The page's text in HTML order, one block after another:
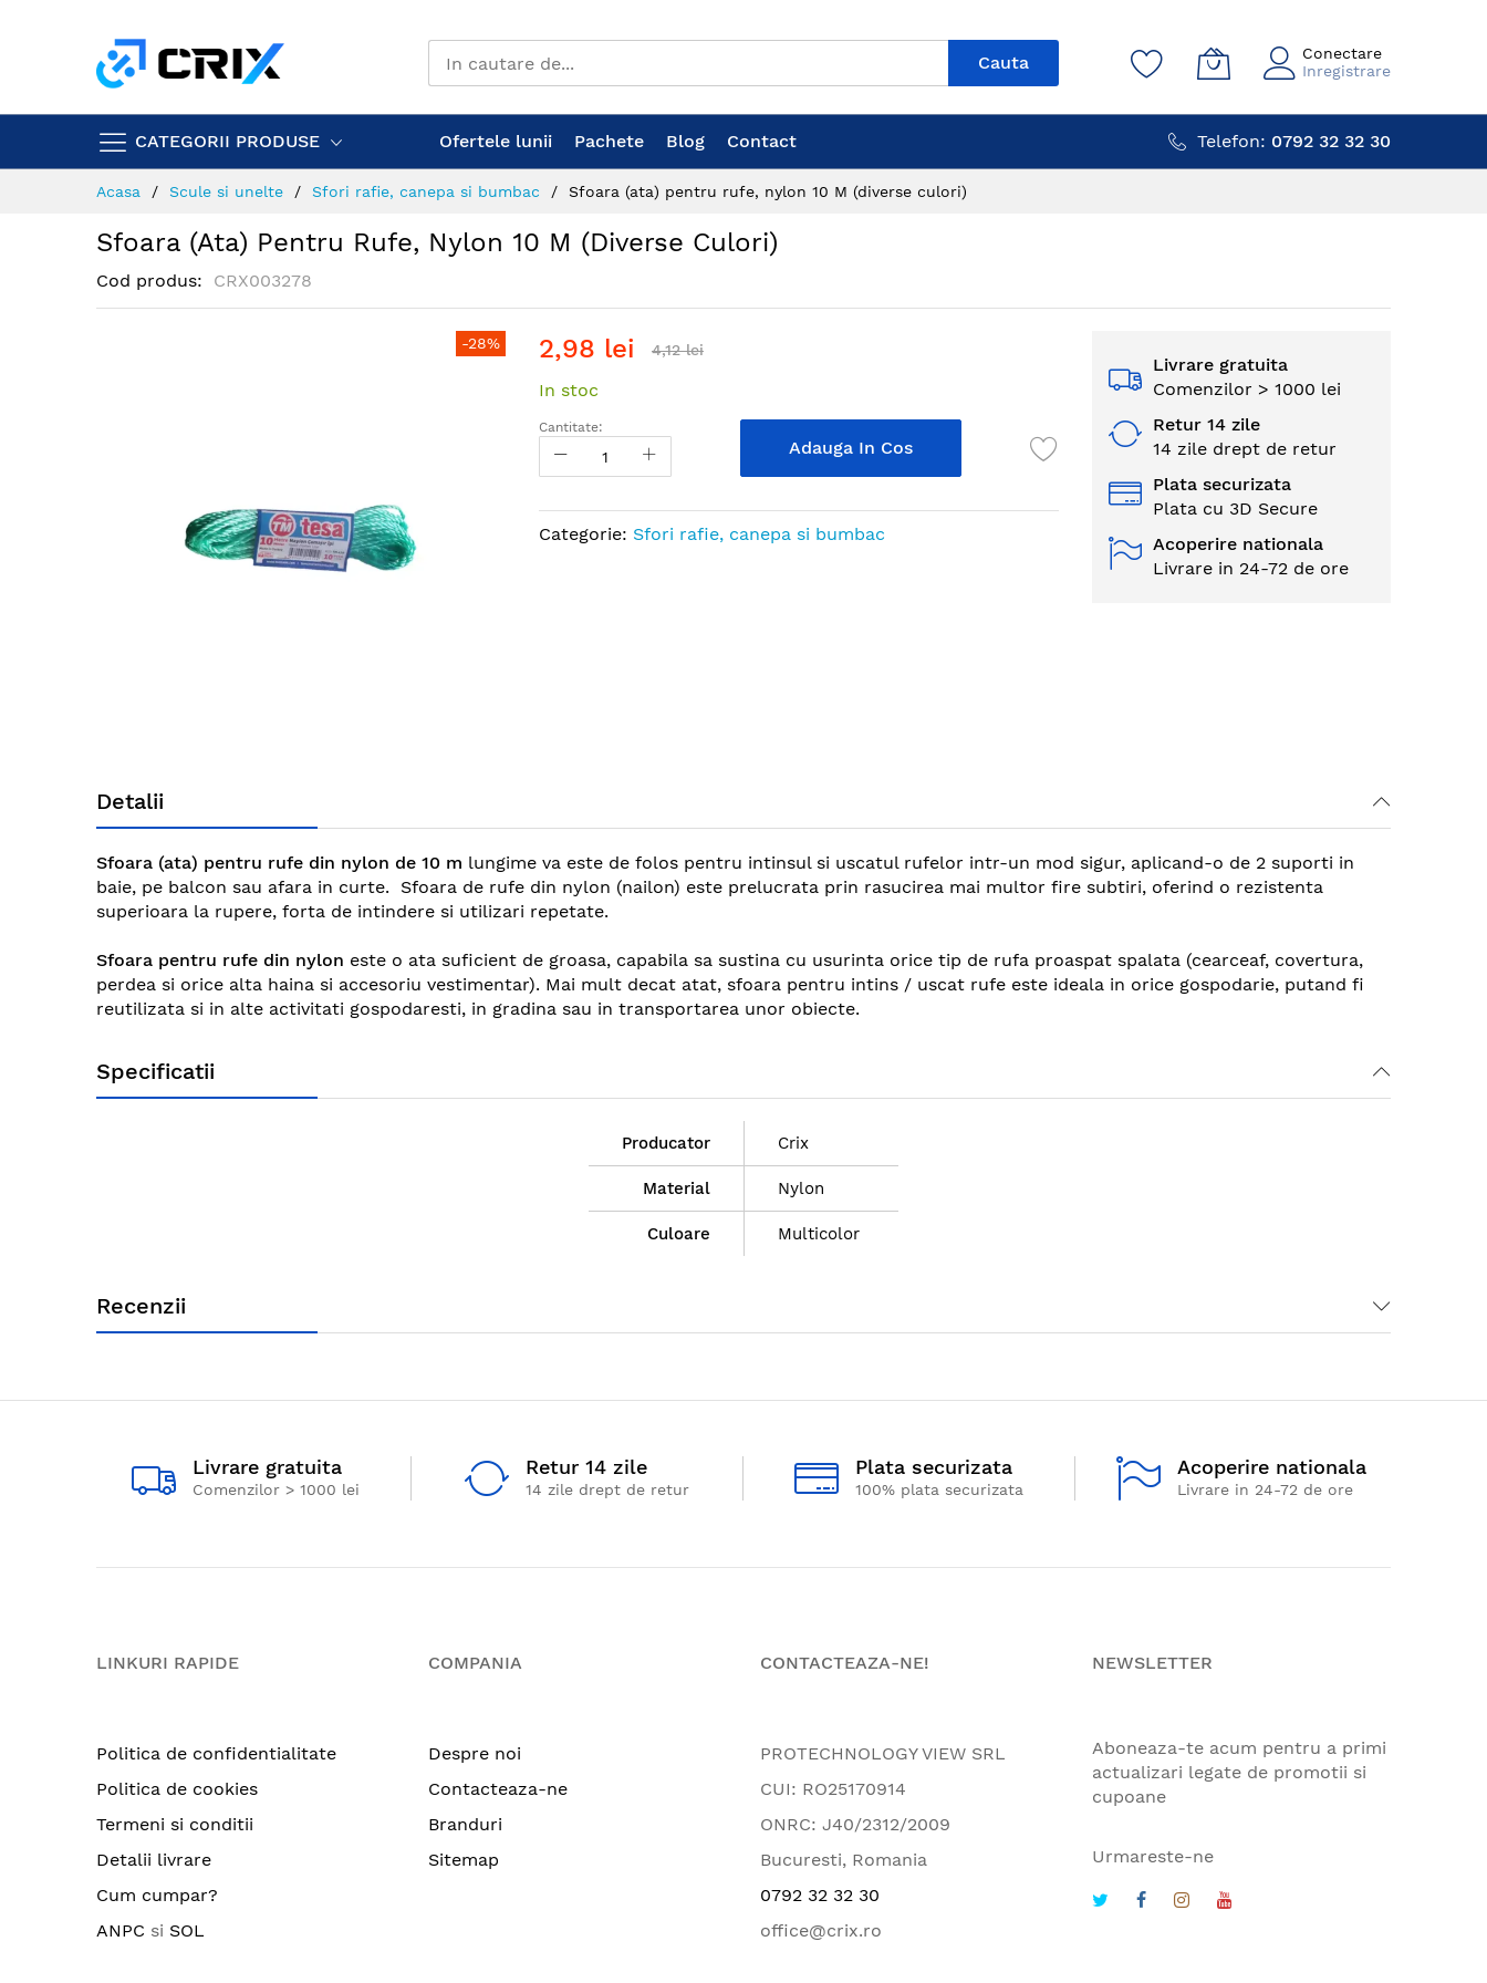
CATEGORII PRODUSE
Cauta
Conectare
Inregistrare
Ofertele lunii Pachete Blog Contact Telefon: 0792 32 32 30
Acasa Scule si unelte Sfori rafie, canepa si bumbac Sfoara (ata) pentru rufe, nylon 10 M (diverse culori)
Sfoara (ata) Pentru Rufe, Nylon 10 M (diverse Culori)
Cod produs CRX003278
the
beginning
the
images
gallery
-28% 2,98 lei 4,12 lei
In stoc
Cantitate:
Adauga In Cos
Categorie: Sfori rafie, canepa si bumbac
Livrare gratuita
Comenzilor > 1000 lei
Retur 14 zile
14 zile drept de retur
Plata securizata
Plata cu 3D Secure
Acoperire nationala
Livrare in 24-72 de ore
Detalii
Sfoara (ata) pentru rufe din nylon de 10 m lungime va este de folos pentru intinsul si uscatul rufelor intr-un mod sigur, aplicand-o de 2 suporti in
baie, pe balcon sau afara in curte. Sfoara de rufe din nylon (nailon) este prelucrata prin rasucirea mai multor fire subtiri, oferind o rezistenta
superioara la rupere, forta de intindere si utilizari repetate.
Sfoara pentru rufe din nylon este o ata suficient de groasa, capabila sa sustina cu usurinta orice tip de rufa proaspat spalata (cearceaf, covertura,
perdea si orice alta haina si accesoriu vestimentar). Mai mult decat atat, sfoara pentru intins / uscat rufe este ideala in orice gospodarie, putand fi
reutilizata si in alte activitati gospodaresti, in gradina sau in transportarea unor obiecte.
Specificatii
Producator Crix
Material Nylon
Culoare Multicolor
Recenzii
Livrare gratuita
Comenzilor > 1000 lei
Retur 14 zile
14 zile drept de retur
Plata securizata
100% plata securizata
Acoperire nationala
Livrare in 24-72 de ore
LINKURI RAPIDE
Politica de confidentialitate
Politica de cookies
Termeni si conditii
Detalii livrare
Cum cumpar?
ANPC si SOL
COMPANIA
Despre noi
Contacteaza-ne
Branduri
Sitemap
CONTACTEAZA-NE!
PROTECHNOLOGY VIEW SRL
CUI: RO25170914
ONRC: J40/2312/2009
Bucuresti, Romania
0792 32 32 30
office@crix.ro
NEWSLETTER
Aboneaza-te acum pentru a primi
actualizari legate de promotii si
cupoane
Urmareste-ne